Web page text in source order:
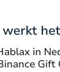
werkt
in
Gift